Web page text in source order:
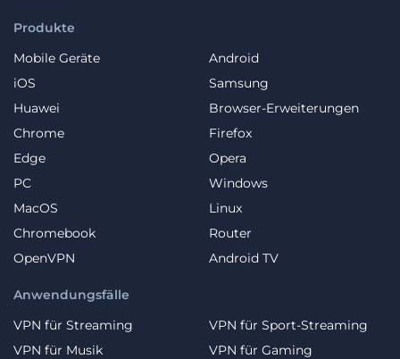
Produkte
Mobile Geräte
Android
iOS
Samsung
Huawei
Browser-Erweiterungen
Chrome
Firefox
Edge
Opera
PC
Windows
MacOS
Linux
Chromebook
Router
OpenVPN
Android TV
Anwendungsfälle
VPN für Streaming
VPN für Sport-Streaming
VPN für Musik
VPN für Gaming